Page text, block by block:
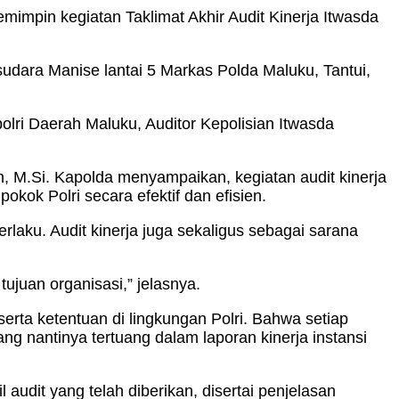
kegiatan Taklimat Akhir Audit Kinerja Itwasda
Manise lantai 5 Markas Polda Maluku, Tantui,
Daerah Maluku, Auditor Kepolisian Itwasda
M.Si. Kapolda menyampaikan, kegiatan audit kinerja
Polri secara efektif dan efisien.
Audit kinerja juga sekaligus sebagai sarana
organisasi,” jelasnya.
ketentuan di lingkungan Polri. Bahwa setiap
nantinya tertuang dalam laporan kinerja instansi
audit yang telah diberikan, disertai penjelasan